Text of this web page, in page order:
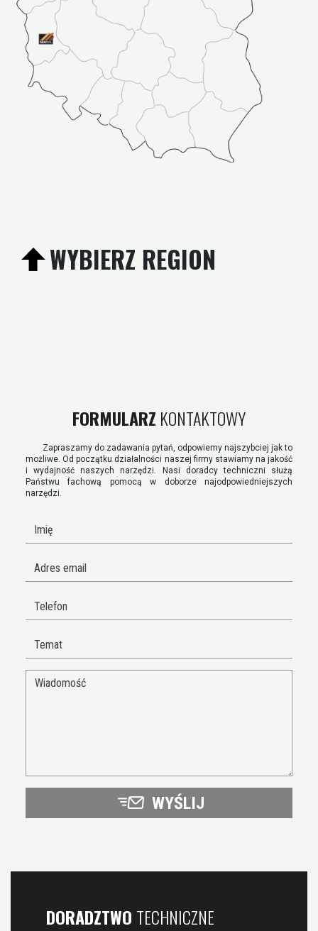
WYBIERZ REGION
FORMULARZ KONTAKTOWY
Zapraszamy do zadawania pytań, odpowiemy najszybciej jak to
możliwe. Od początku działalności naszej firmy stawiamy na jakość
i wydajność naszych narzędzi. Nasi doradcy techniczni służą
Państwu fachową pomocą w doborze najodpowiedniejszych
narzędzi.
WYŚLIJ
DORADZTWO TECHNICZNE